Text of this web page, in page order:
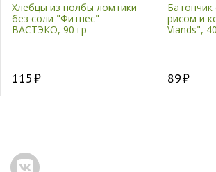
Хлебцы из полбы ломтики
без соли "Фитнес"
ВАСТЭКО, 90 гр
115
рисом и
Viands",
89